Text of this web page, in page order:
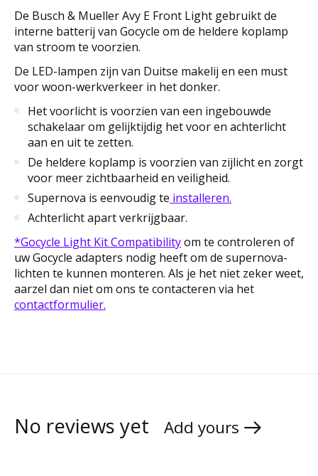
De Busch & Mueller Avy E Front Light gebruikt de
interne batterij van Gocycle om de heldere koplamp
van stroom te voorzien.
De LED-lampen zijn van Duitse makelij en een must
voor woon-werkverkeer in het donker.
Het voorlicht is voorzien van een ingebouwde
schakelaar om gelijktijdig het voor en achterlicht
aan en uit te zetten.
De heldere koplamp is voorzien van zijlicht en zorgt
voor meer zichtbaarheid en veiligheid.
Supernova is eenvoudig te installeren.
Achterlicht apart verkrijgbaar.
*Gocycle Light Kit Compatibilityom te controleren of
uw Gocycle adapters nodig heeft om de supernova-
lichten te kunnen monteren. Als je het niet zeker weet,
aarzel dan niet om ons te contacteren via het
contactformulier.
No reviews yet Add yours